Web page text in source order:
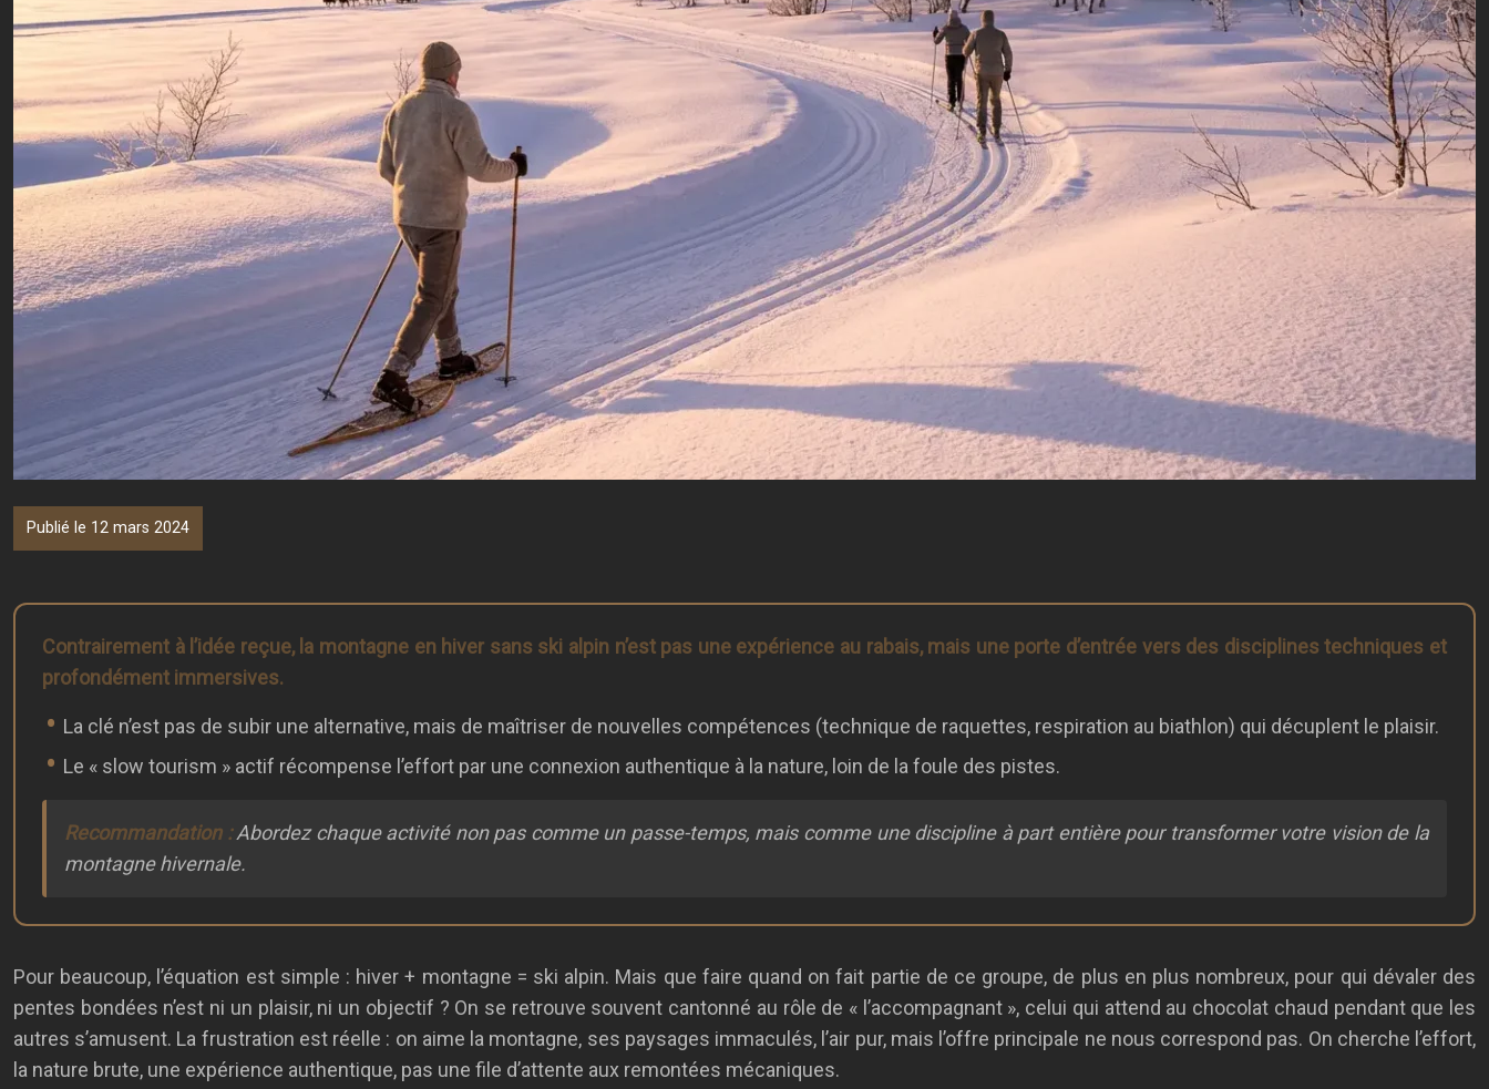
Publié le 12 mars 2024
Contrairement à l’idée reçue, la montagne en hiver sans ski alpin n’est pas une expérience au rabais, mais une porte d’entrée vers des disciplines techniques et
profondément immersives.
La clé n’est pas de subir une alternative, mais de maîtriser de nouvelles compétences (technique de raquettes, respiration au biathlon) qui décuplent le plaisir.
Le « slow tourism » actif récompense l’effort par une connexion authentique à la nature, loin de la foule des pistes.
Recommandation :Abordez chaque activité non pas comme un passe-temps, mais comme une discipline à part entière pour transformer votre vision de la
montagne hivernale.
Pour beaucoup, l’équation est simple : hiver + montagne = ski alpin. Mais que faire quand on fait partie de ce groupe, de plus en plus nombreux, pour qui dévaler des
pentes bondées n’est ni un plaisir, ni un objectif ? On se retrouve souvent cantonné au rôle de « l’accompagnant », celui qui attend au chocolat chaud pendant que les
autres s’amusent. La frustration est réelle : on aime la montagne, ses paysages immaculés, l’air pur, mais l’offre principale ne nous correspond pas. On cherche l’effort,
la nature brute, une expérience authentique, pas une file d’attente aux remontées mécaniques.